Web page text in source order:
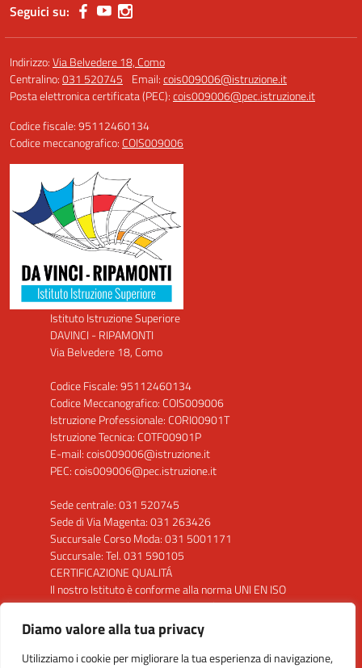
Diamo valore alla tua privacy
Utilizziamo i cookie per migliorare la tua esperienza di navigazione,
Seguici su:
Indirizzo:Via Belvedere 18, Como
Centralino:031 520745 Email:cois009006@istruzione.it
Posta elettronica certificata (PEC):cois009006@pec.istruzione.it
Codice fiscale: 95112460134
Codice meccanografico: COIS009006
Istituto Istruzione Superiore
DAVINCI - RIPAMONTI
Via Belvedere 18, Como
Codice Fiscale: 95112460134
Codice Meccanografico: COIS009006
Istruzione Professionale: CORI00901T
Istruzione Tecnica: COTF00901P
E-mail: cois009006@istruzione.it
PEC: cois009006@pec.istruzione.it
Sede centrale: 031 520745
Sede di Via Magenta: 031 263426
Succursale Corso Moda: 031 5001171
Succursale: Tel. 031 590105
CERTIFICAZIONE QUALITÁ
Il nostro Istituto è conforme alla norma UNI EN ISO
9001: 2015 per la seguente attività: "Progettazione
ed erogazione del servizio di istruzione secondaria di
secondo grado"